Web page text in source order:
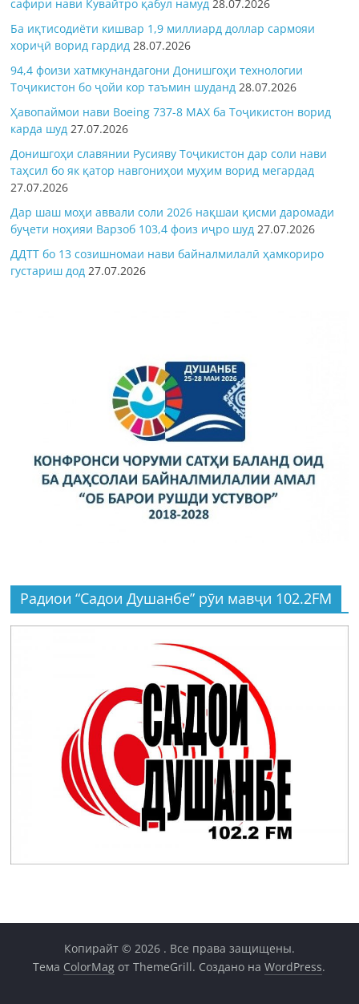
сафири нави Кувайтро қабул намуд 28.07.2026
Ба иқтисодиёти кишвар 1,9 миллиард доллар сармояи
хориҷӣ ворид гардид 28.07.2026
94,4 фоизи хатмкунандагони Донишгоҳи технологии
Тоҷикистон бо ҷойи кор таъмин шуданд 28.07.2026
Ҳавопаймои нави Boeing 737-8 MAX ба Тоҷикистон ворид
карда шуд 27.07.2026
Донишгоҳи славянии Русияву Тоҷикистон дар соли нави
таҳсил бо як қатор навгониҳои муҳим ворид мегардад
27.07.2026
Дар шаш моҳи аввали соли 2026 нақшаи қисми даромади
буҷети ноҳияи Варзоб 103,4 фоиз иҷро шуд 27.07.2026
ДДТТ бо 13 созишномаи нави байналмилалӣ ҳамкориро
густариш дод 27.07.2026
Радиои “Садои Душанбе” рӯи мавҷи 102.2FM
Копирайт © 2026 . Все права защищены.
Тема ColorMag от ThemeGrill. Создано наWordPress.